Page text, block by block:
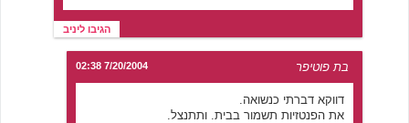
הגיבו ליניב
בת פוטיפר 7/20/2004 02:38
דווקא דברתי כנשואה.
את הפנטזיות תשמור בבית. ותתנצל.